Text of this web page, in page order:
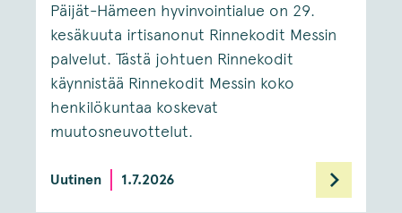
Päijät-Hämeen hyvinvointialue on 29.
kesäkuuta irtisanonut Rinnekodit Messin
palvelut. Tästä johtuen Rinnekodit
käynnistää Rinnekodit Messin koko
henkilökuntaa koskevat
muutosneuvottelut.
Uutinen 1.7.2026